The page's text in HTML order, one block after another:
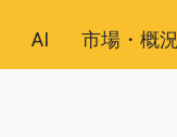
AI 市場・概況